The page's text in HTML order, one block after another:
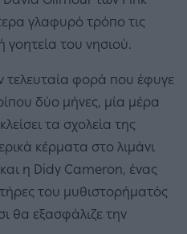
γλαφυρό τρόπο τις
γοητεία του νησιού.
τελευταία φορά που έφυγε
δύο μήνες, μία μέρα
τα σχολεία της
κέρματα στο λιμάνι
η Didy Cameron, ένας
του μυθιστορήματός
θα εξασφάλιζε την